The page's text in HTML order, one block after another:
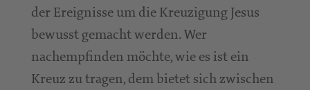
der Ereignisse um die Kreuzigung Jesus
bewusst gemacht werden. Wer
nachempfinden möchte, wie es ist ein
Kreuz zu tragen, dem bietet sich zwischen